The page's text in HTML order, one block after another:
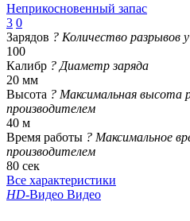
Неприкосновенный запас
3 0
Зарядов ? Количество разрывов
100
Калибр ? Диаметр заряда
20 мм
Высота ? Максимальная высота
производителем
40 м
Время работы ? Максимальное
производителем
80 сек
Все характеристики
HD-Видео Видео